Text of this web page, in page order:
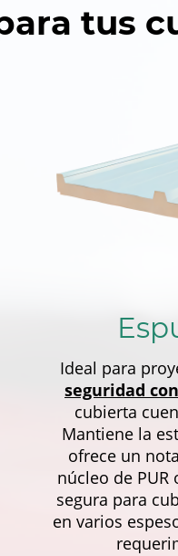
tus
Ideal para
seguridad
cubierta
Mantiene la
ofrece un
núcleo de PUR
segura para
en varios